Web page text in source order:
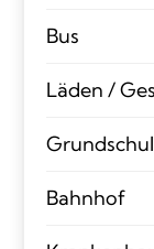
Bus
Läden /
Bahnhof